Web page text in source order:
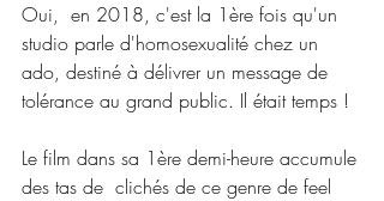
Oui,  en 2018, c'est la 1ère fois qu'un
studio parle d'homosexualité chez un
ado, destiné à délivrer un message de
tolérance au grand public. Il était temps !
Le film dans sa 1ère demi-heure accumule
des tas de  clichés de ce genre de feel